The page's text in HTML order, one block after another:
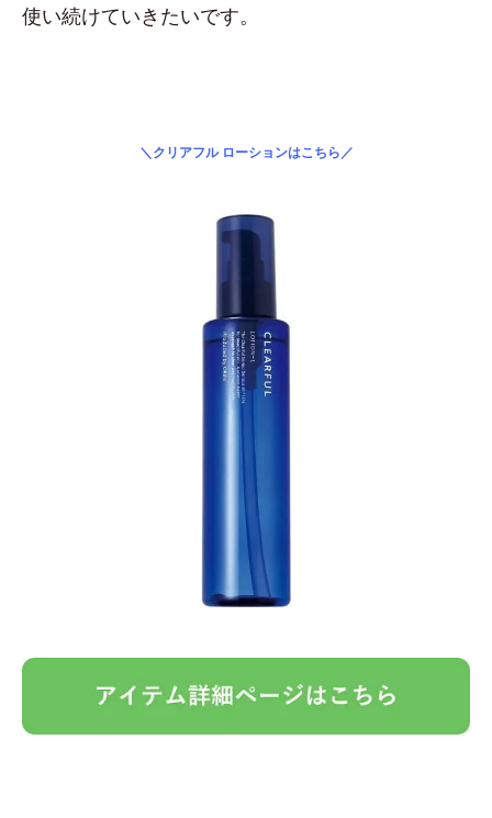
使い続けていきたいです。
＼クリアフル ローションはこちら／